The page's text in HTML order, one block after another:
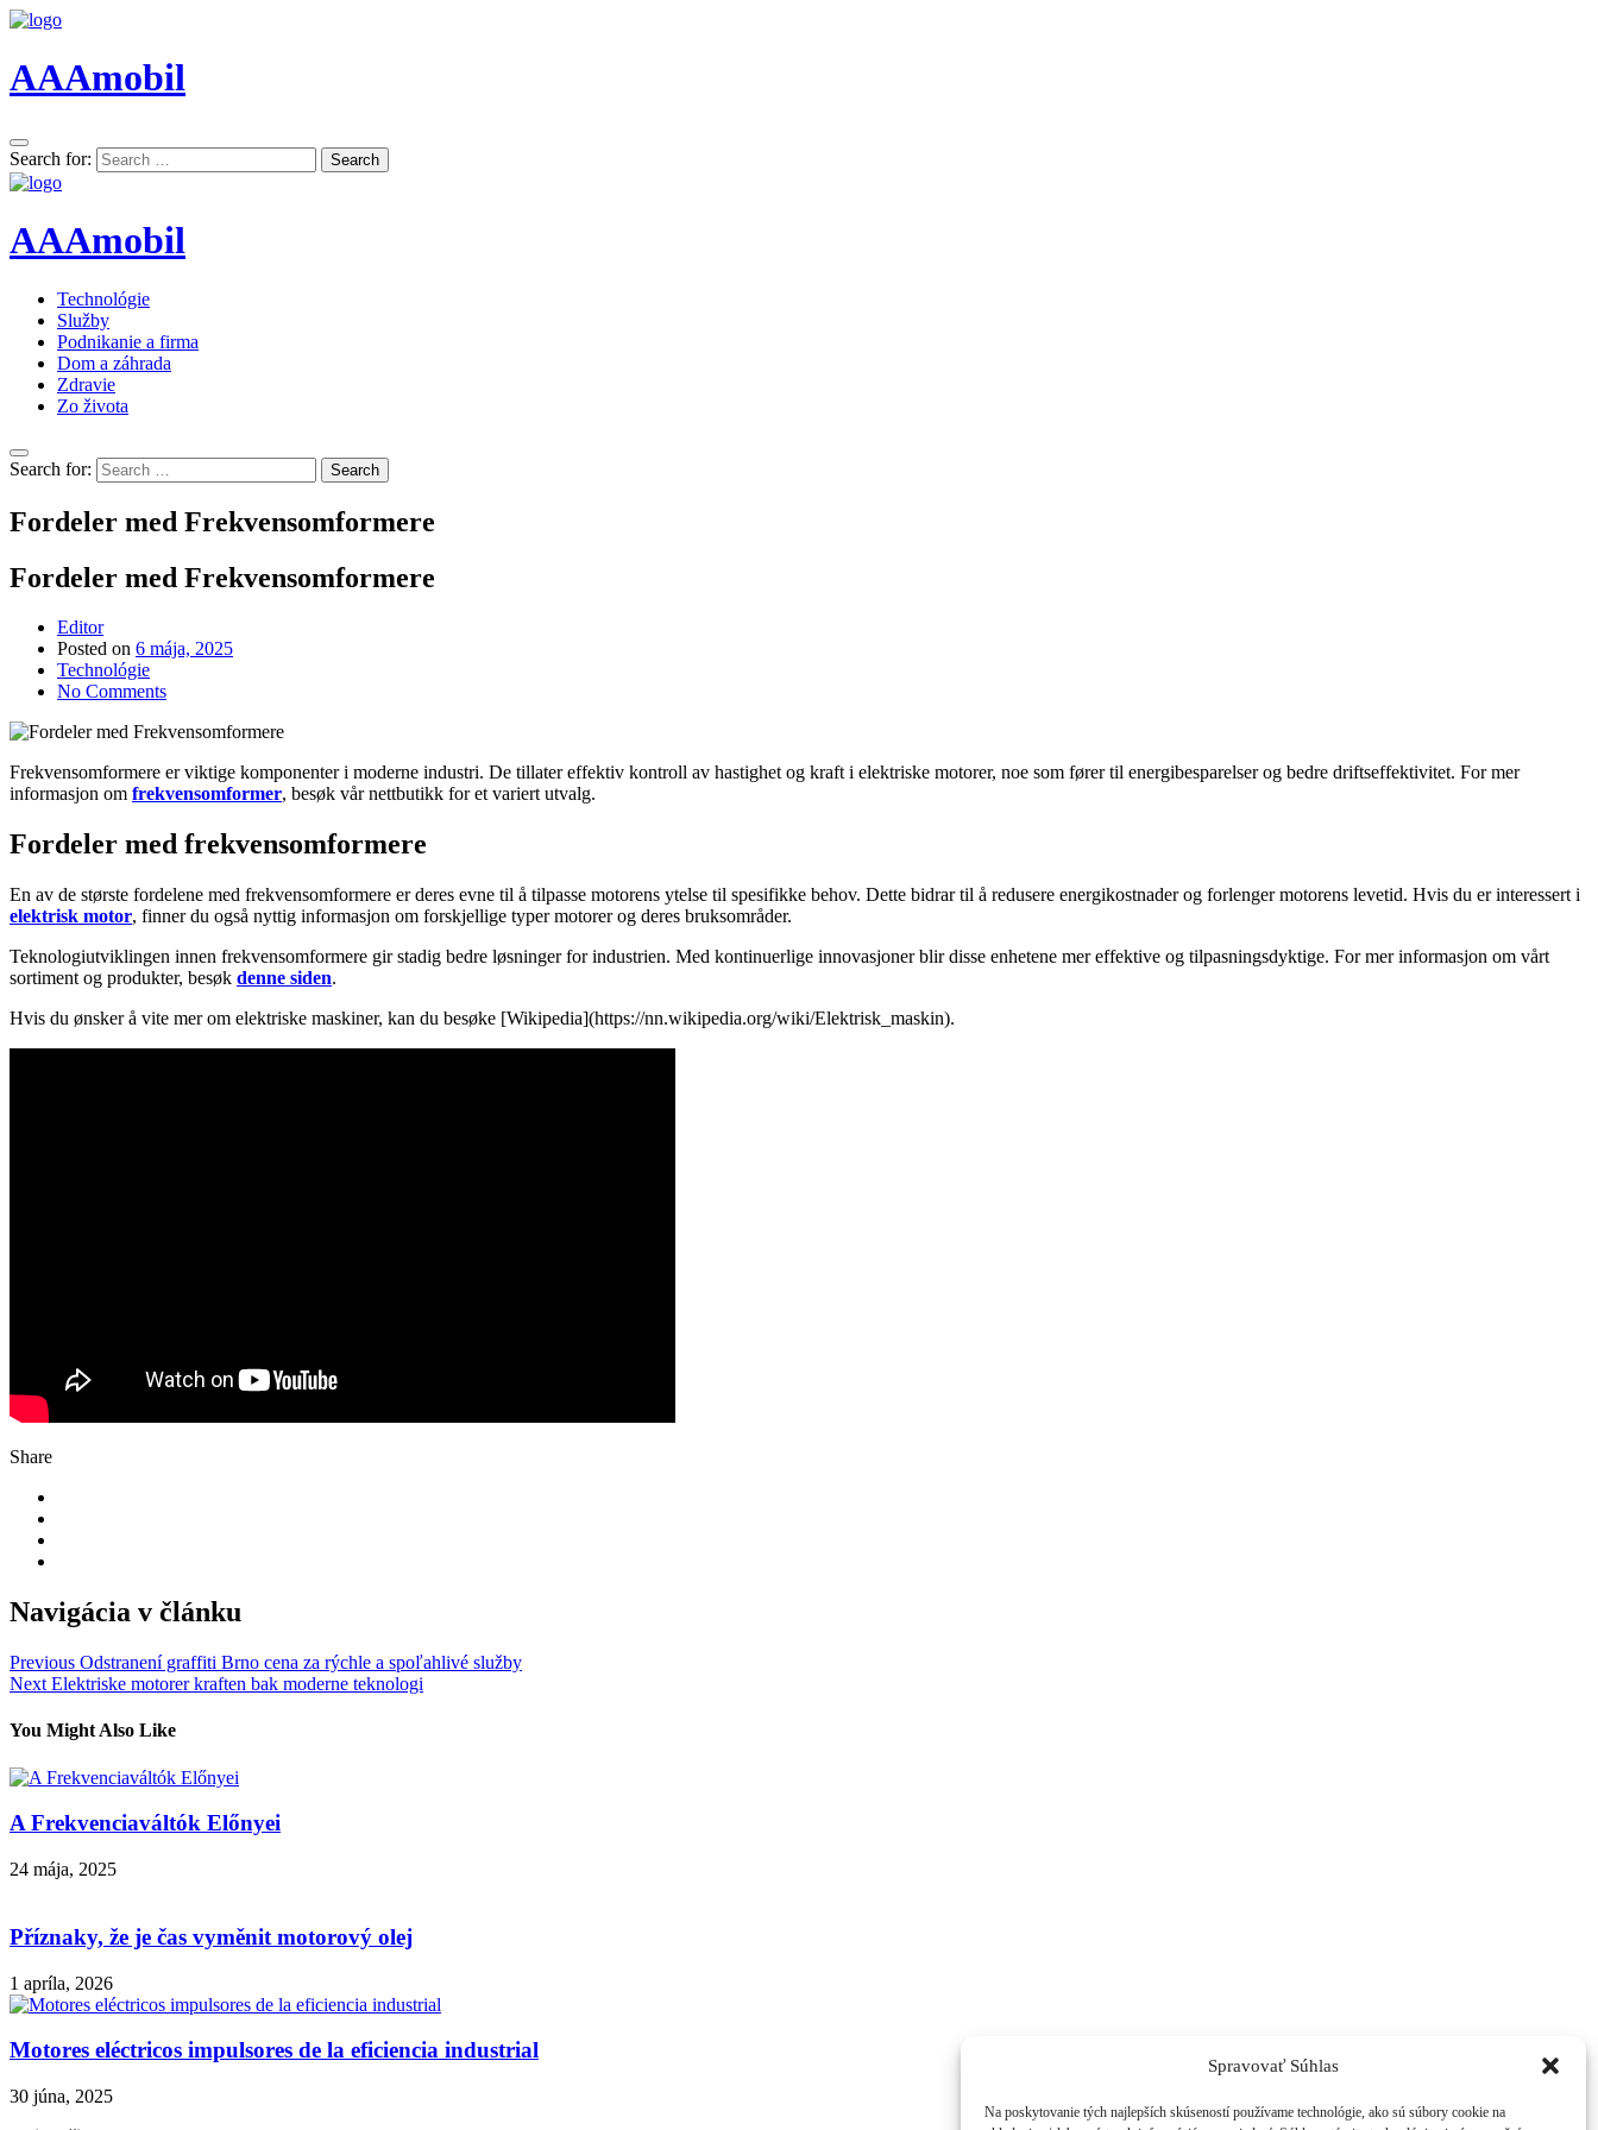
Spravovať Súhlas
Na poskytovanie tých najlepších skúseností používame technológie, ako sú súbory cookie na
AAAmobil
Search for: Search
AAAmobil
Technológie
Služby
Podnikanie a firma
Dom a záhrada
Zdravie
Zo života
Search for: Search
Fordeler med Frekvensomformere
Fordeler med Frekvensomformere
Editor
Posted on 6 mája, 2025
Technológie
No Comments
Frekvensomformere er viktige komponenter i moderne industri. De tillater effektiv kontroll av hastighet og kraft i elektriske motorer, noe som fører til energibesparelser og bedre driftseffektivitet. For mer
informasjon om frekvensomformer, besøk vår nettbutikk for et variert utvalg.
Fordeler med frekvensomformere
En av de største fordelene med frekvensomformere er deres evne til å tilpasse motorens ytelse til spesifikke behov. Dette bidrar til å redusere energikostnader og forlenger motorens levetid. Hvis du er interessert i
elektrisk motor, finner du også nyttig informasjon om forskjellige typer motorer og deres bruksområder.
Teknologiutviklingen innen frekvensomformere gir stadig bedre løsninger for industrien. Med kontinuerlige innovasjoner blir disse enhetene mer effektive og tilpasningsdyktige. For mer informasjon om vårt
sortiment og produkter, besøk denne siden.
Hvis du ønsker å vite mer om elektriske maskiner, kan du besøke [Wikipedia](https://nn.wikipedia.org/wiki/Elektrisk_maskin).
Share
Navigácia v článku
Previous Odstranení graffiti Brno cena za rýchle a spoľahlivé služby
Next Elektriske motorer kraften bak moderne teknologi
You Might Also Like
A Frekvenciaváltók Előnyei
24 mája, 2025
Příznaky, že je čas vyměnit motorový olej
1 apríla, 2026
Motores eléctricos impulsores de la eficiencia industrial
30 júna, 2025